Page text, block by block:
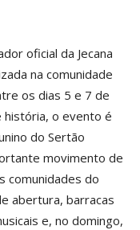
oficial da Jecana
na comunidade
os dias 5 e 7 de
história, o evento é
do Sertão
movimento de
comunidades do
abertura, barracas
e, no domingo,